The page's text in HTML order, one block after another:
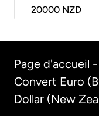
20000 NZD
Page d'accueil -
Convert Euro
Dollar (New